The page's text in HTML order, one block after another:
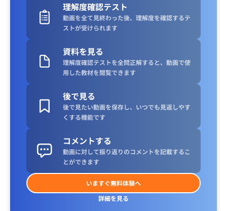
理解度確認テスト
動画を全て見終わった後、理解度を確認するテ
ストが受けられます
資料を見る
理解度確認テストを全問正解すると、動画で使
用した教材を閲覧できます
後で見る
後で見たい動画を保存し、いつでも見返しやす
くする機能です
コメントする
動画に対して振り返りのコメントを記載するこ
とができます
いますぐ無料体験へ
詳細を見る